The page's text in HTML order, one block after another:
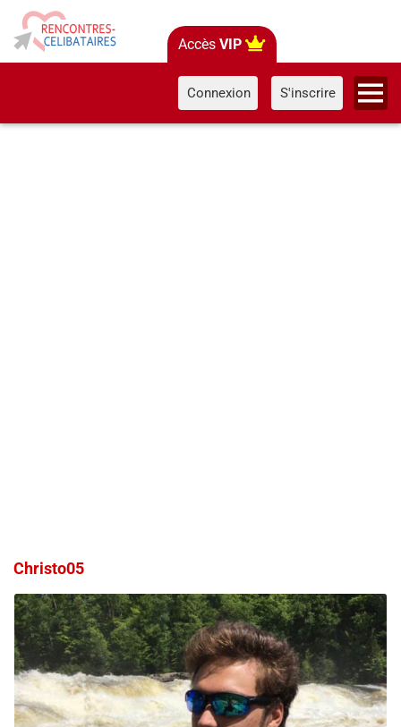
Accès VIP
Connexion S'inscrire
Christo05